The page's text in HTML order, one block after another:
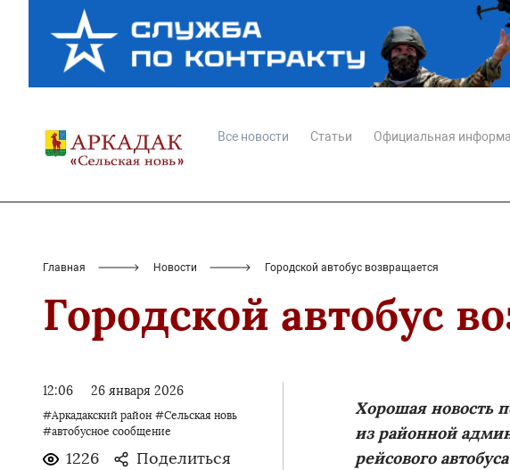
Все новости Статьи Официальная
Главная Новости Городской автобус возвращается
Городской автобус
12:06 26 января 2026
#Аркадакский район #Сельская новь
#автобусное сообщение
1226 Поделиться
Хорошая новость
из районной
рейсового